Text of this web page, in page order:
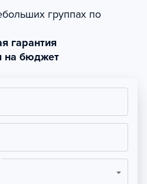
группах по
гарантия
на бюджет